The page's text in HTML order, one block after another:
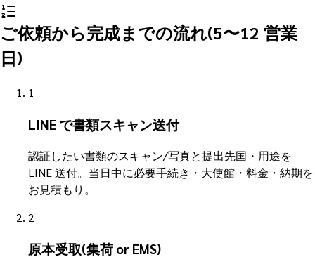
ご依頼から完成までの流れ(5〜12 営業
日)
1
LINE で書類スキャン送付
認証したい書類のスキャン/写真と提出先国・用途を
LINE 送付。当日中に必要手続き・大使館・料金・納期を
お見積もり。
2
原本受取(集荷 or EMS)